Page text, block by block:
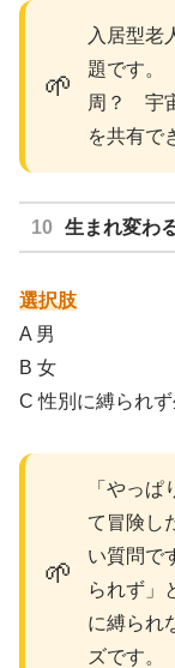
🌱
入居型老
題です。
周？ 宇
を共有で
生まれ変わ
選択肢
A 男
B 女
C 性別に縛られ
🌱
「やっ
て冒険し
い質問で
られず」
に縛られ
ズです。